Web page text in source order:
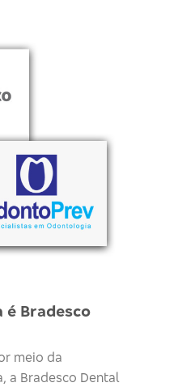
Bradesco
meio da
a Bradesco Dental